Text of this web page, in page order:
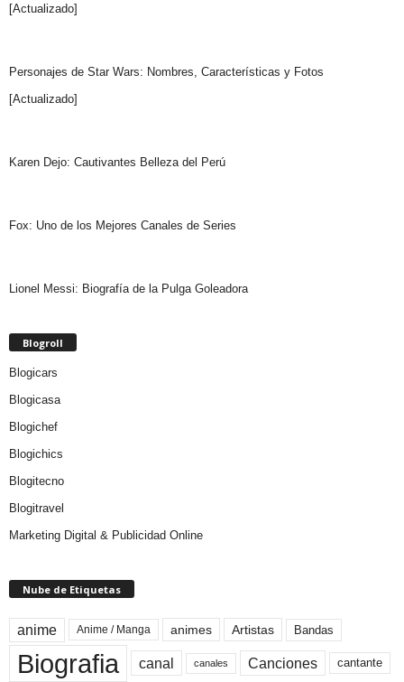
[Actualizado]
Personajes de Star Wars: Nombres, Características y Fotos
[Actualizado]
Karen Dejo: Cautivantes Belleza del Perú
Fox: Uno de los Mejores Canales de Series
Lionel Messi: Biografía de la Pulga Goleadora
Blogroll
Blogicars
Blogicasa
Blogichef
Blogichics
Blogitecno
Blogitravel
Marketing Digital & Publicidad Online
Nube de Etiquetas
anime Anime / Manga animes Artistas Bandas
Biografia canal canales Canciones cantante